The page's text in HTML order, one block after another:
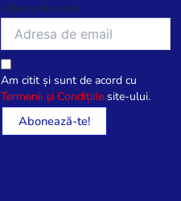
Adresa de email
Am citit și sunt de acord cu
Termenii și Condițiile site-ului.